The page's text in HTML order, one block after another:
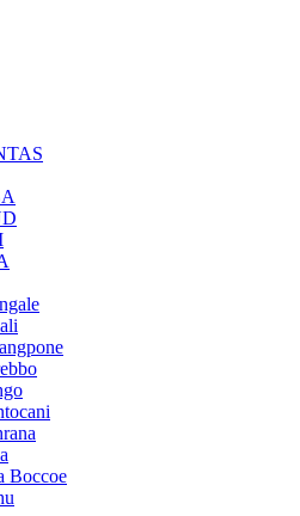
Boccoe